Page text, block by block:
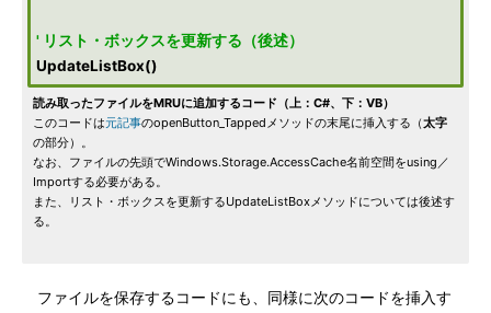
' リスト・ボックスを更新する（後述）
UpdateListBox()
読み取ったファイルをMRUに追加するコード（上：C#、下：VB）
このコードは元記事のopenButton_Tappedメソッドの末尾に挿入する（太字
の部分）。
なお、ファイルの先頭でWindows.Storage.AccessCache名前空間をusing／
Importする必要がある。
また、リスト・ボックスを更新するUpdateListBoxメソッドについては後述す
る。
ファイルを保存するコードにも、同様に次のコードを挿入す